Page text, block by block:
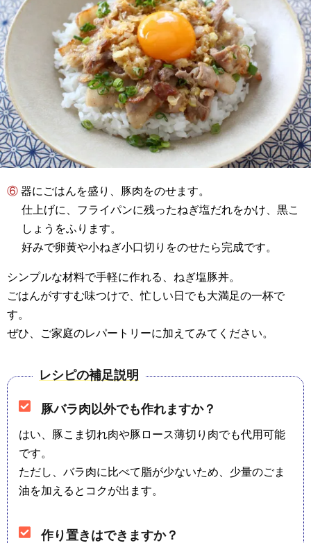
⑥ 器にごはんを盛り、豚肉をのせます。
仕上げに、フライパンに残ったねぎ塩だれをかけ、黒こ
しょうをふります。
好みで卵黄や小ねぎ小口切りをのせたら完成です。
シンプルな材料で手軽に作れる、ねぎ塩豚丼。
ごはんがすすむ味つけで、忙しい日でも大満足の一杯で
す。
ぜひ、ご家庭のレパートリーに加えてみてください。
レシピの補足説明
豚バラ肉以外でも作れますか？
はい、豚こま切れ肉や豚ロース薄切り肉でも代用可能
です。
ただし、バラ肉に比べて脂が少ないため、少量のごま
油を加えるとコクが出ます。
作り置きはできますか？